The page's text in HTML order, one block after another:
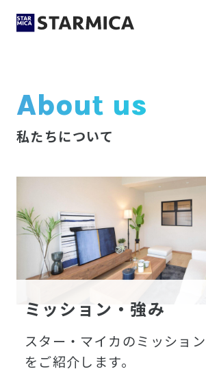
私たちについて
About us
ミッション・強み
スター・マイカのミッショ
をご紹介します。